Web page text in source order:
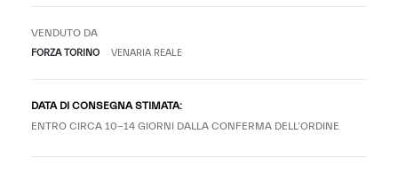
VENDUTO DA
FORZA TORINO VENARIA REALE
DATA DI CONSEGNA STIMATA:
ENTRO CIRCA 10-14 GIORNI DALLA CONFERMA DELL’ORDINE